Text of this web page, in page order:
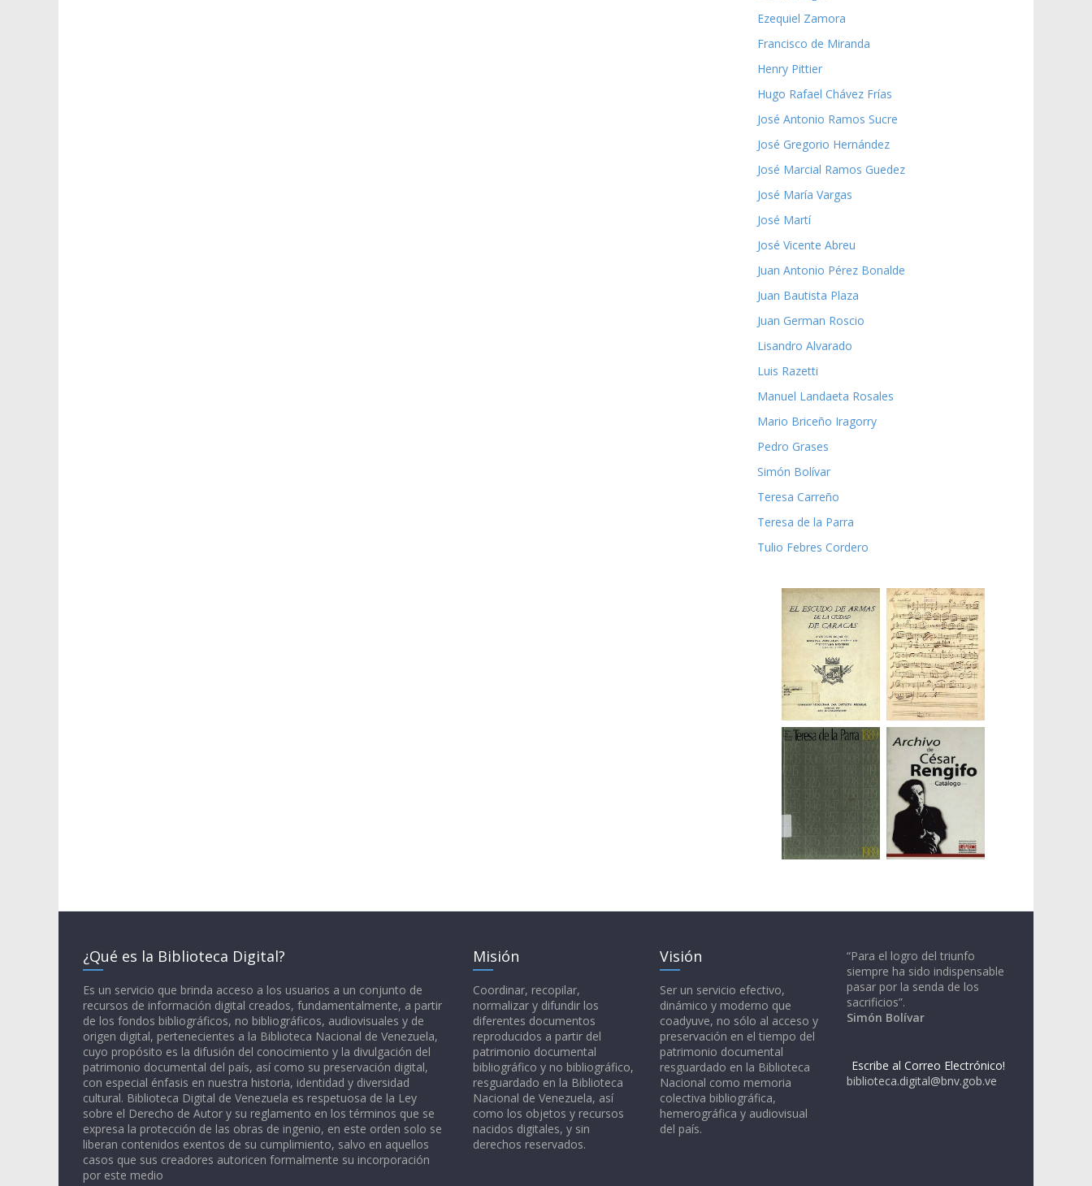
Ezequiel Zamora
Francisco de Miranda
Henry Pittier
Hugo Rafael Chávez Frías
José Antonio Ramos Sucre
José Gregorio Hernández
José Marcial Ramos Guedez
José María Vargas
José Martí
José Vicente Abreu
Juan Antonio Pérez Bonalde
Juan Bautista Plaza
Juan German Roscio
Lisandro Alvarado
Luis Razetti
Manuel Landaeta Rosales
Mario Briceño Iragorry
Pedro Grases
Simón Bolívar
Teresa Carreño
Teresa de la Parra
Tulio Febres Cordero
¿Qué es la Biblioteca Digital?
Es un servicio que brinda acceso a los usuarios a un conjunto de
recursos de información digital creados, fundamentalmente, a partir
de los fondos bibliográficos, no bibliográficos, audiovisuales y de
origen digital, pertenecientes a la Biblioteca Nacional de Venezuela,
cuyo propósito es la difusión del conocimiento y la divulgación del
patrimonio documental del país, así como su preservación digital,
con especial énfasis en nuestra historia, identidad y diversidad
cultural. Biblioteca Digital de Venezuela es respetuosa de la Ley
sobre el Derecho de Autor y su reglamento en los términos que se
expresa la protección de las obras de ingenio, en este orden solo se
liberan contenidos exentos de su cumplimiento, salvo en aquellos
casos que sus creadores autoricen formalmente su incorporación
por este medio
Misión
Coordinar, recopilar,
normalizar y difundir los
diferentes documentos
reproducidos a partir del
patrimonio documental
bibliográfico y no bibliográfico,
resguardado en la Biblioteca
Nacional de Venezuela, así
como los objetos y recursos
nacidos digitales, y sin
derechos reservados.
Visión
Ser un servicio efectivo,
dinámico y moderno que
coadyuve, no sólo al acceso y
preservación en el tiempo del
patrimonio documental
resguardado en la Biblioteca
Nacional como memoria
colectiva bibliográfica,
hemerográfica y audiovisual
del país.
“Para el logro del triunfo
siempre ha sido indispensable
pasar por la senda de los
sacrificios”.
Simón Bolívar
Escribe al Correo Electrónico!
biblioteca.digital@bnv.gob.ve